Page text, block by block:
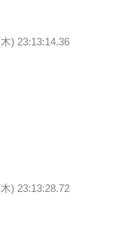
) 23:13:14.36
) 23:13:28.72